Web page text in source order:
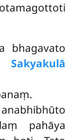
bhagavato
Sakyakulā
pahāya